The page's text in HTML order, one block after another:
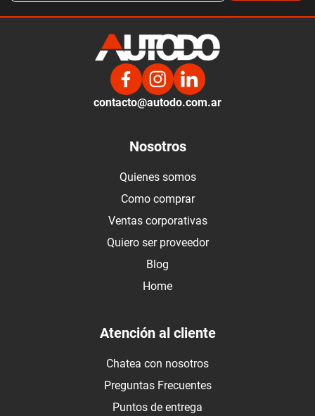
contacto@autodo.com.ar
Nosotros
Quienes somos
Como comprar
Ventas corporativas
Quiero ser proveedor
Blog
Home
Atención al cliente
Chatea con nosotros
Preguntas Frecuentes
Puntos de entrega